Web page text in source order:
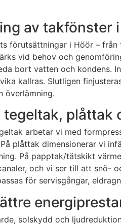
av takfönster
förutsättningar i Höör –
vid behov och
bort vatten och kondens.
kallras. Slutligen
överlämning.
plåttak
arbetar vi med
plåttak dimensionerar vi
På papptak/tätskikt
och vi ser till att snö-
för servisgångar,
solskydd och